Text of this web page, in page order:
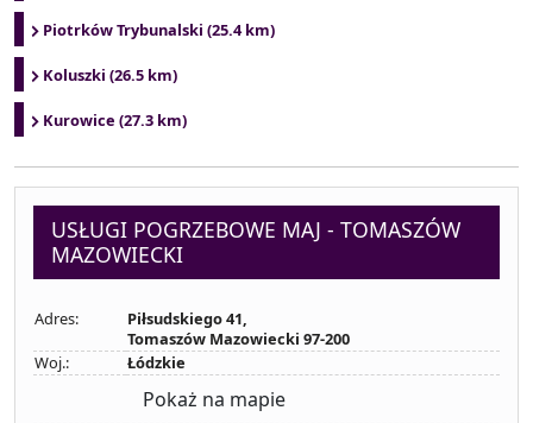
Piotrków Trybunalski (25.4 km)
Koluszki (26.5 km)
Kurowice (27.3 km)
USŁUGI POGRZEBOWE MAJ - TOMASZÓW
MAZOWIECKI
Adres:
Piłsudskiego 41,
Tomaszów Mazowiecki 97-200
Woj.:
Łódzkie
Pokaż na mapie